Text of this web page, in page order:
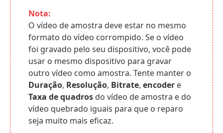
Nota:
O vídeo de amostra deve estar no mesmo
formato do vídeo corrompido. Se o vídeo
foi gravado pelo seu dispositivo, você pode
usar o mesmo dispositivo para gravar
outro vídeo como amostra. Tente manter o
Duração, Resolução, Bitrate, encoder e
Taxa de quadros do vídeo de amostra e do
vídeo quebrado iguais para que o reparo
seja muito mais eficaz.